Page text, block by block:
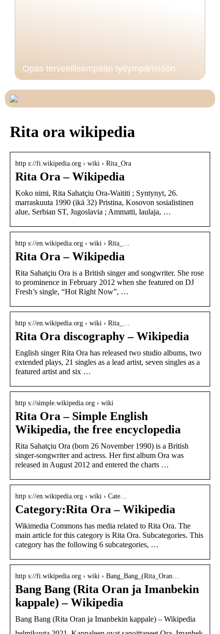
Opas terveellisempään työympäristöön
Rita ora wikipedia
http s://fi.wikipedia.org › wiki › Rita_Ora
Rita Ora – Wikipedia
Koko nimi, Rita Sahatçiu Ora-Waititi ; Syntynyt, 26.
marraskuuta 1990 (ikä 32) Pristina, Kosovon sosialistinen
alue, Serbian ST, Jugoslavia ; Ammatti, laulaja, …
http s://en.wikipedia.org › wiki › Rita_…
Rita Ora – Wikipedia
Rita Sahatçiu Ora is a British singer and songwriter. She rose
to prominence in February 2012 when she featured on DJ
Fresh’s single, “Hot Right Now”, …
http s://en.wikipedia.org › wiki › Rita_…
Rita Ora discography – Wikipedia
English singer Rita Ora has released two studio albums, two
extended plays, 21 singles as a lead artist, seven singles as a
featured artist and six …
http s://simple.wikipedia.org › wiki
Rita Ora – Simple English
Wikipedia, the free encyclopedia
Rita Sahatçiu Ora (born 26 November 1990) is a British
singer-songwriter and actress. Her first album Ora was
released in August 2012 and entered the charts …
http s://en.wikipedia.org › wiki › Cate…
Category:Rita Ora – Wikipedia
Wikimedia Commons has media related to Rita Ora. The
main article for this category is Rita Ora. Subcategories. This
category has the following 6 subcategories, …
http s://fi.wikipedia.org › wiki › Bang_Bang_(Rita_Oran…
Bang Bang (Rita Oran ja Imanbekin
kappale) – Wikipedia
Bang Bang (Rita Oran ja Imanbekin kappale) – Wikipedia